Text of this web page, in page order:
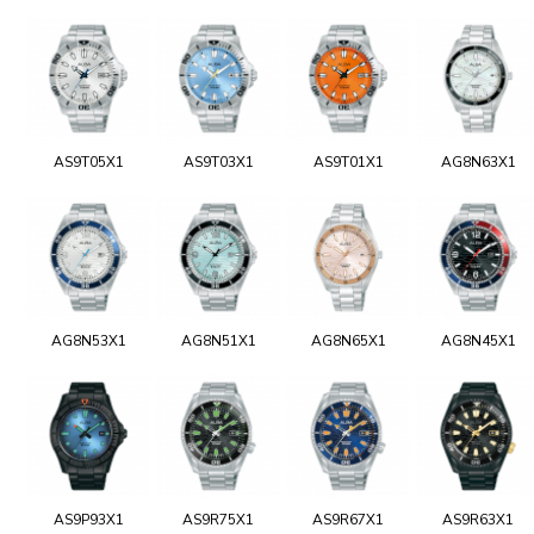
AS9T05X1 AS9T03X1 AS9T01X1 AG8N63X1
AG8N53X1 AG8N51X1 AG8N65X1 AG8N45X1
AS9P93X1 AS9R75X1 AS9R67X1 AS9R63X1